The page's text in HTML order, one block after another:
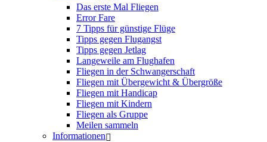
Das erste Mal Fliegen
Error Fare
7 Tipps für günstige Flüge
Tipps gegen Flugangst
Tipps gegen Jetlag
Langeweile am Flughafen
Fliegen in der Schwangerschaft
Fliegen mit Übergewicht & Übergröße
Fliegen mit Handicap
Fliegen mit Kindern
Fliegen als Gruppe
Meilen sammeln
Informationen